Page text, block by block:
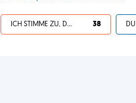
ICH STIMME ZU, DEIN LEBEN IST SCHEISSE 38